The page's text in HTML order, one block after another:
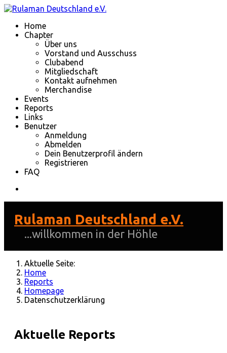
Home
Chapter
Über uns
Vorstand und Ausschuss
Clubabend
Mitgliedschaft
Kontakt aufnehmen
Merchandise
Events
Reports
Links
Benutzer
Anmeldung
Abmelden
Dein Benutzerprofil ändern
Registrieren
FAQ
Rulaman Deutschland e.V.
...willkommen in der Höhle
Aktuelle Seite:
Home
Reports
Homepage
Datenschutzerklärung
Aktuelle Reports